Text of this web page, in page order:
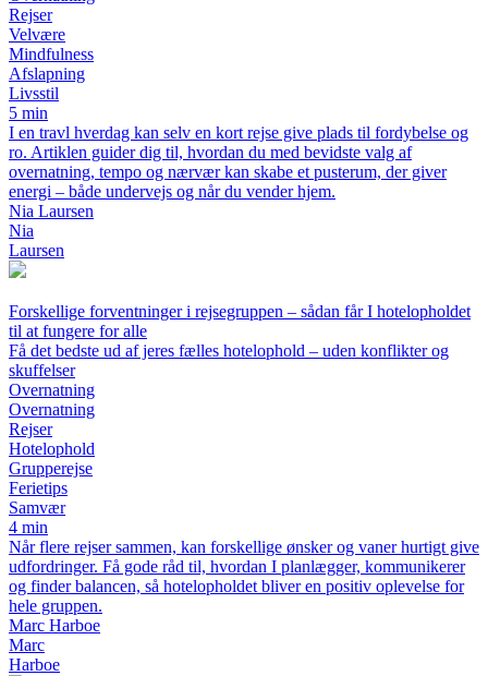
Rejser
Velvære
Mindfulness
Afslapning
Livsstil
5 min
I en travl hverdag kan selv en kort rejse give plads til fordybelse og
ro. Artiklen guider dig til, hvordan du med bevidste valg af
overnatning, tempo og nærvær kan skabe et pusterum, der giver
energi – både undervejs og når du vender hjem.
Nia Laursen
Nia
Laursen
Forskellige forventninger i rejsegruppen – sådan får I hotelopholdet
til at fungere for alle
Få det bedste ud af jeres fælles hotelophold – uden konflikter og
skuffelser
Overnatning
Overnatning
Rejser
Hotelophold
Grupperejse
Ferietips
Samvær
4 min
Når flere rejser sammen, kan forskellige ønsker og vaner hurtigt give
udfordringer. Få gode råd til, hvordan I planlægger, kommunikerer
og finder balancen, så hotelopholdet bliver en positiv oplevelse for
hele gruppen.
Marc Harboe
Marc
Harboe